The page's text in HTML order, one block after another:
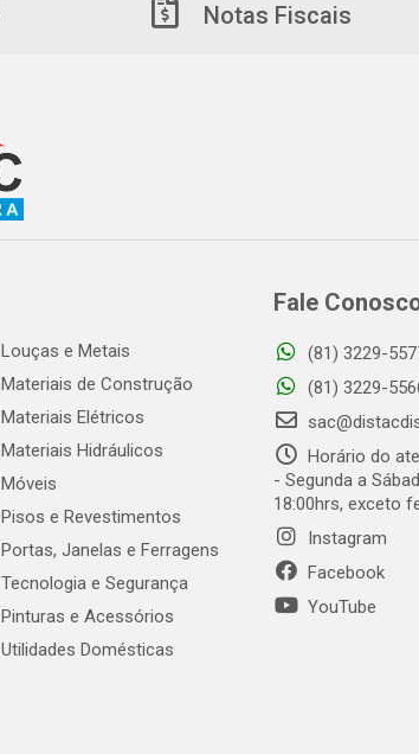
Notas Fiscais
Louças e Metais
Materiais de Construção
Materiais Elétricos
Materiais Hidráulicos
Móveis
Pisos e Revestimentos
Portas, Janelas e Ferragens
Tecnologia e Segurança
Pinturas e Acessórios
Utilidades Domésticas
Fale
(81) 3229-
(81) 3229-
Horário do
- Segunda a
18:00hrs, exceto
Instagram
Facebook
YouTube